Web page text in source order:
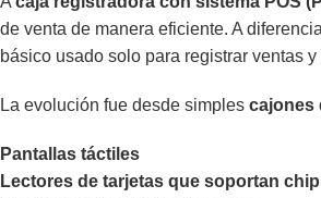
de venta de manera eficiente. A
básico usado solo para registrar ventas
La evolución fue desde simples cajones
Pantallas táctiles
Lectores de tarjetas que soportan